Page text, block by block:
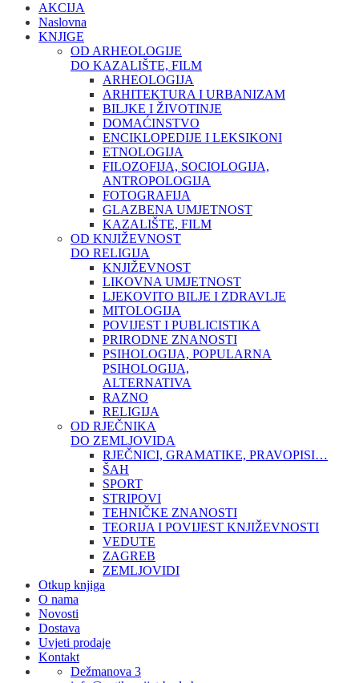
AKCIJA
Naslovna
KNJIGE
OD ARHEOLOGIJE
DO KAZALIŠTE, FILM
ARHEOLOGIJA
ARHITEKTURA I URBANIZAM
BILJKE I ŽIVOTINJE
DOMAĆINSTVO
ENCIKLOPEDIJE I LEKSIKONI
ETNOLOGIJA
FILOZOFIJA, SOCIOLOGIJA,
ANTROPOLOGIJA
FOTOGRAFIJA
GLAZBENA UMJETNOST
KAZALIŠTE, FILM
OD KNJIŽEVNOST
DO RELIGIJA
KNJIŽEVNOST
LIKOVNA UMJETNOST
LJEKOVITO BILJE I ZDRAVLJE
MITOLOGIJA
POVIJEST I PUBLICISTIKA
PRIRODNE ZNANOSTI
PSIHOLOGIJA, POPULARNA
PSIHOLOGIJA,
ALTERNATIVA
RAZNO
RELIGIJA
OD RJEČNIKA
DO ZEMLJOVIDA
RJEČNICI, GRAMATIKE, PRAVOPISI…
ŠAH
SPORT
STRIPOVI
TEHNIČKE ZNANOSTI
TEORIJA I POVIJEST KNJIŽEVNOSTI
VEDUTE
ZAGREB
ZEMLJOVIDI
Otkup knjiga
O nama
Novosti
Dostava
Uvjeti prodaje
Kontakt
Dežmanova 3